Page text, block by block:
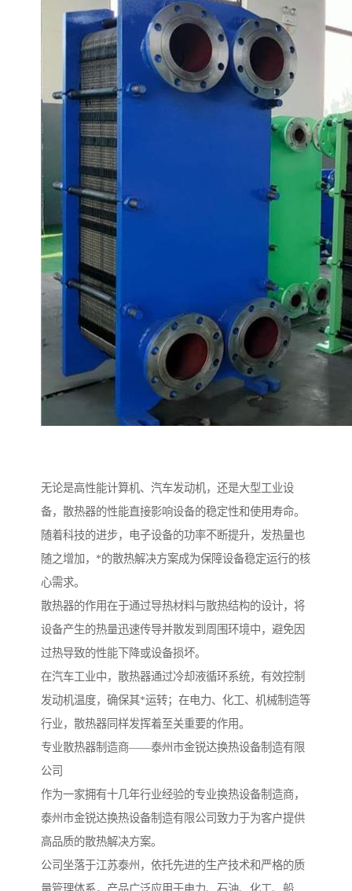
无论是高性能计算机、汽车发动机，还是大型工业设
备，散热器的性能直接影响设备的稳定性和使用寿命。
随着科技的进步，电子设备的功率不断提升，发热量也
随之增加，*的散热解决方案成为保障设备稳定运行的核
心需求。
散热器的作用在于通过导热材料与散热结构的设计，将
设备产生的热量迅速传导并散发到周围环境中，避免因
过热导致的性能下降或设备损坏。
在汽车工业中，散热器通过冷却液循环系统，有效控制
发动机温度，确保其*运转；在电力、化工、机械制造等
行业，散热器同样发挥着至关重要的作用。
专业散热器制造商——泰州市金锐达换热设备制造有限
公司
作为一家拥有十几年行业经验的专业换热设备制造商，
泰州市金锐达换热设备制造有限公司致力于为客户提供
高品质的散热解决方案。
公司坐落于江苏泰州，依托先进的生产技术和严格的质